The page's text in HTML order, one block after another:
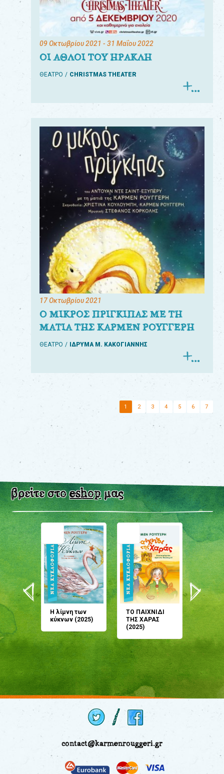
09 Οκτωβρίου 2021 - 31 Μαΐου 2022
ΟΙ ΑΘΛΟΙ ΤΟΥ ΗΡΑΚΛΗ
ΘΕΑΤΡΟ CHRISTMAS THEATER
17 Οκτωβρίου 2021
Ο ΜΙΚΡΟΣ ΠΡΙΓΚΙΠΑΣ ΜΕ ΤΗ
ΜΑΤΙΑ ΤΗΣ ΚΑΡΜΕΝ ΡΟΥΓΓΕΡΗ
ΘΕΑΤΡΟ ΙΔΡΥΜΑ Μ. ΚΑΚΟΓΙΑΝΝΗΣ
1 2 3 4 5 6 7
βρείτε στοeshopμας
Η λίμνη των
κύκνων (2025)
ΤΟ ΠΑΙΧΝΙΔΙ
ΤΗΣ ΧΑΡΑΣ
(2025)
μου;
(2024)
contact@karmenrouggeri.gr